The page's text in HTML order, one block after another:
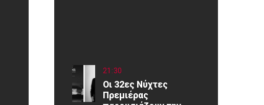
21 :30
Οι 32ες Νύχτες
Πρεμιέρας